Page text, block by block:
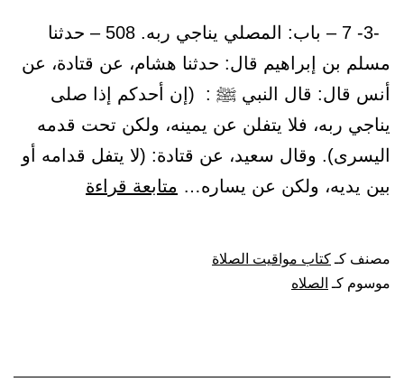
-3- 7 – باب: المصلي يناجي ربه. 508 – حدثنا
مسلم بن إبراهيم قال: حدثنا هشام، عن قتادة، عن
أنس قال: قال النبي ﷺ : (إن أحدكم إذا صلى
يناجي ربه، فلا يتفلن عن يمينه، ولكن تحت قدمه
اليسرى). وقال سعيد، عن قتادة: (لا يتفل قدامه أو
بين يديه، ولكن عن يساره… متابعة قراءة
مصنف كـ كتاب مواقيت الصلاة
موسوم كـ الصلاه